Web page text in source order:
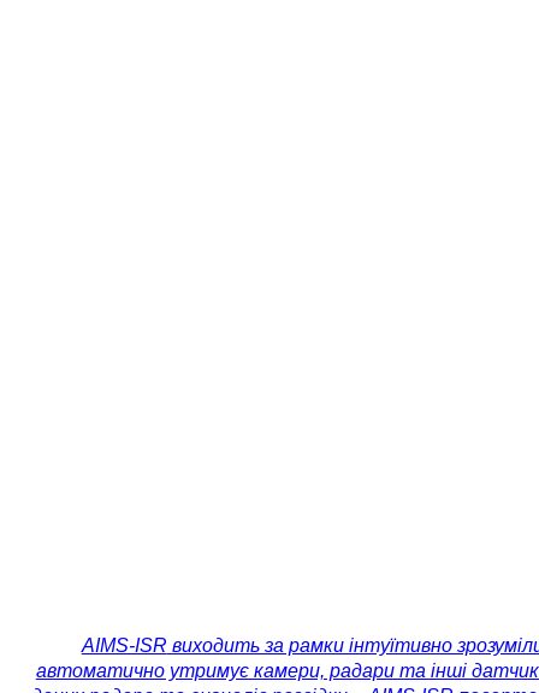
AIMS-ISR виходить за рамки інтуїтивно
автоматично утримує камери, радари та інші